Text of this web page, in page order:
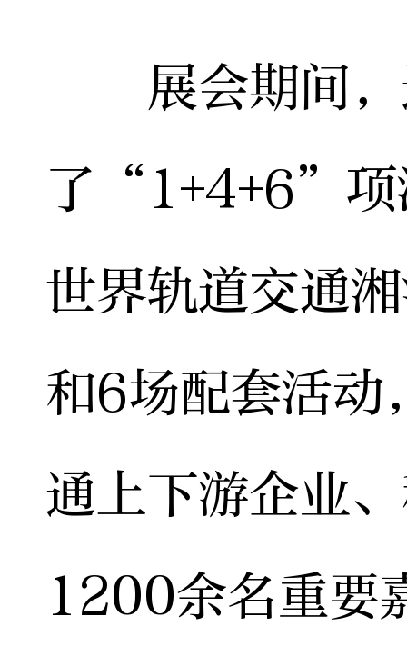
展会期间，
了“1+4+6”项
世界轨道交通
和6场配套活动
通上下游企业
1200余名重要